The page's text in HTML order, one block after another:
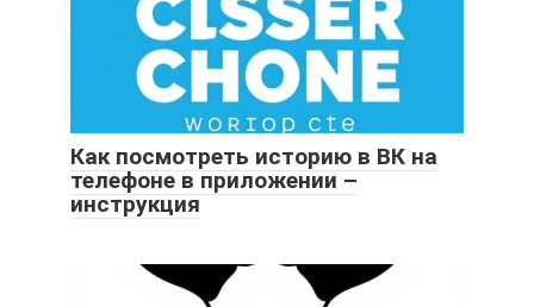
Как посмотреть историю в ВК на
телефоне в приложении –
инструкция